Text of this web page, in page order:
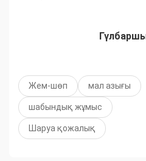
Жем-шөп мал азығы
шабындық жұмыс
Шаруа қожалық